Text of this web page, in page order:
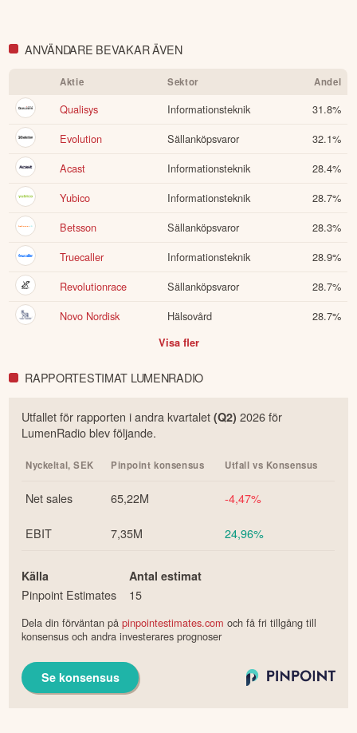
ANVÄNDARE BEVAKAR ÄVEN
Aktie Sektor Andel
Qualisys Informationsteknik 31.8%
Evolution
Sällanköpsvaror 32.1%
Acast
Informationsteknik 28.4%
Yubico
Informationsteknik 28.7%
Betsson
Sällanköpsvaror 28.3%
Truecaller
Informationsteknik 28.9%
Revolutionrace
Sällanköpsvaror 28.7%
Novo Nordisk
Hälsovård 28.7%
Visa fler
RAPPORTESTIMAT LUMENRADIO
Utfallet för rapporten iandra kvartalet(Q2) 2026för
LumenRadioblev följande.
Nyckeltal,SEK Pinpoint konsensus Utfall vs Konsensus
Net sales 65,22M -4,47%
EBIT 7,35M 24,96%
Källa
Pinpoint Estimates
Antal estimat
15
Dela din förväntan påpinpointestimates.com och få fri tillgång till
konsensus och andra investerares prognoser
Se konsensus